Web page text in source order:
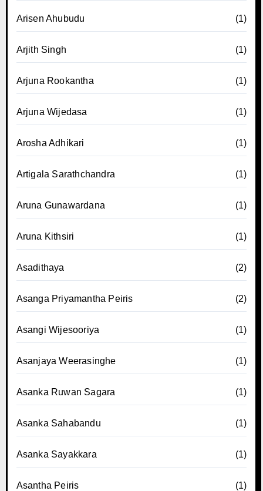
Arisen Ahubudu (1)
Arjith Singh (1)
Arjuna Rookantha (1)
Arjuna Wijedasa (1)
Arosha Adhikari (1)
Artigala Sarathchandra (1)
Aruna Gunawardana (1)
Aruna Kithsiri (1)
Asadithaya (2)
Asanga Priyamantha Peiris (2)
Asangi Wijesooriya (1)
Asanjaya Weerasinghe (1)
Asanka Ruwan Sagara (1)
Asanka Sahabandu (1)
Asanka Sayakkara (1)
Asantha Peiris (1)